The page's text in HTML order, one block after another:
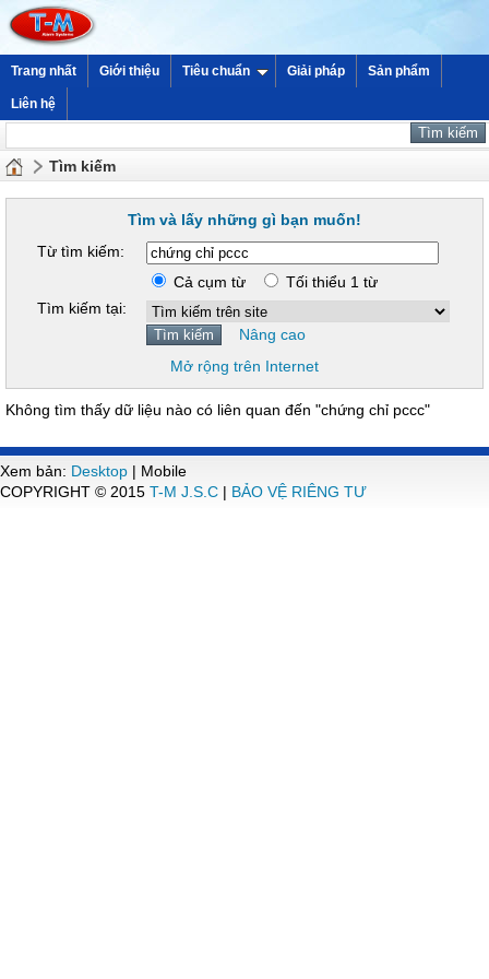
Trang nhất Giới thiệu Tiêu chuẩn Giải pháp Sản phẩm
Liên hệ
Tìm kiếm
Tìm và lấy những gì bạn muốn!
Từ tìm kiếm:
Cả cụm từ
Tối thiểu 1 từ
Tìm kiếm tại:
Nâng cao
Mở rộng trên Internet
Không tìm thấy dữ liệu nào có liên quan đến "chứng chỉ pccc"
Xem bản: Desktop | Mobile
COPYRIGHT © 2015 T-M J.S.C | BẢO VỆ RIÊNG TƯ